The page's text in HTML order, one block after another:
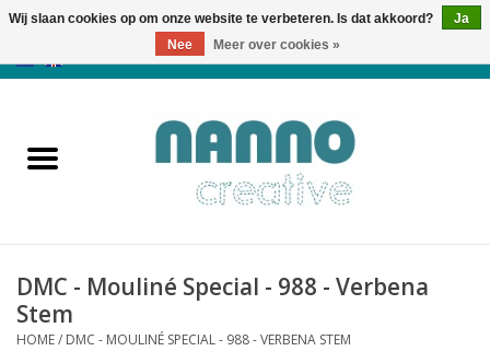
Producten
Nieuws
Herfst & Halloween
DMC - Mouliné Special - 988 - Verbena
Stem
HOME/ DMC - MOULINÉ SPECIAL - 988 - VERBENA STEM
Wij slaan cookies op om onze website te verbeteren. Is dat akkoord?
Ja
Nee
Meer over cookies »